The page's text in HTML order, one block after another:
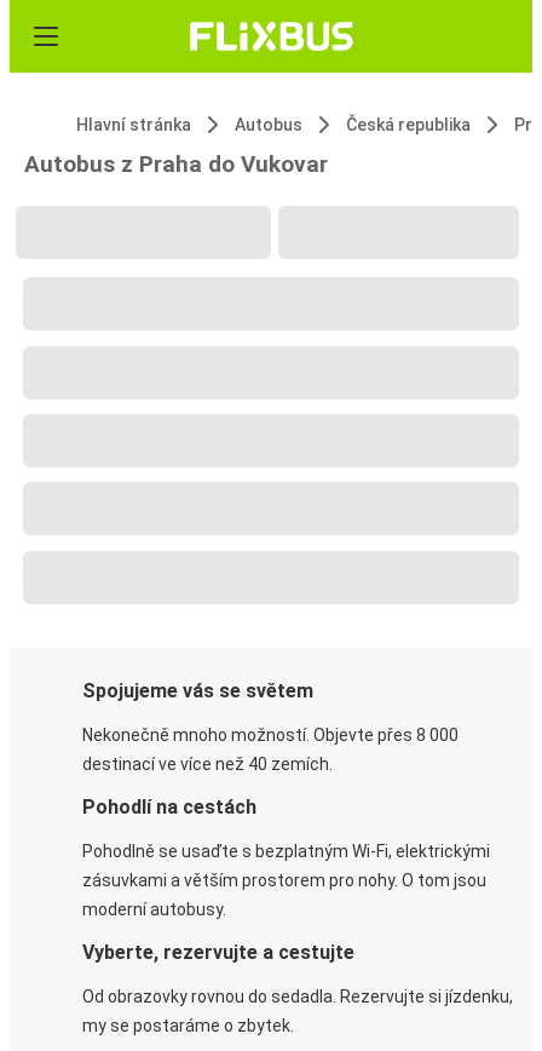
Hlavní stránka Autobus Česká republika
Autobus z Praha do Vukovar
Spojujeme vás se světem
Nekonečně mnoho možností. Objevte přes 8 000
destinací ve více než 40 zemích.
Pohodlí na cestách
Pohodlně se usaďte s bezplatným Wi-Fi, elektrickými
zásuvkami a větším prostorem pro nohy. O tom jsou
moderní autobusy.
Vyberte, rezervujte a cestujte
Od obrazovky rovnou do sedadla. Rezervujte si jízdenku,
my se postaráme o zbytek.